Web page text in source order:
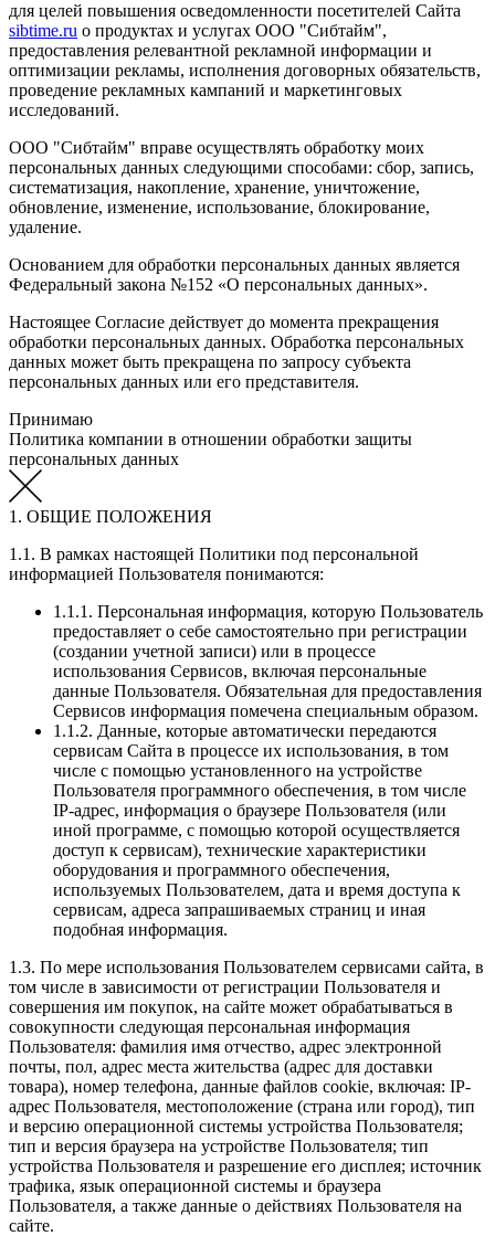
для целей повышения осведомленности посетителей Сайта
sibtime.ru о продуктах и услугах ООО "Сибтайм",
предоставления релевантной рекламной информации и
оптимизации рекламы, исполнения договорных обязательств,
проведение рекламных кампаний и маркетинговых
исследований.
ООО "Сибтайм" вправе осуществлять обработку моих
персональных данных следующими способами: сбор, запись,
систематизация, накопление, хранение, уничтожение,
обновление, изменение, использование, блокирование,
удаление.
Основанием для обработки персональных данных является
Федеральный закона №152 «О персональных данных».
Настоящее Согласие действует до момента прекращения
обработки персональных данных. Обработка персональных
данных может быть прекращена по запросу субъекта
персональных данных или его представителя.
Принимаю
Политика компании в отношении обработки защиты
персональных данных
1. ОБЩИЕ ПОЛОЖЕНИЯ
1.1. В рамках настоящей Политики под персональной
информацией Пользователя понимаются:
1.1.1. Персональная информация, которую Пользователь
предоставляет о себе самостоятельно при регистрации
(создании учетной записи) или в процессе
использования Сервисов, включая персональные
данные Пользователя. Обязательная для предоставления
Сервисов информация помечена специальным образом.
1.1.2. Данные, которые автоматически передаются
сервисам Сайта в процессе их использования, в том
числе с помощью установленного на устройстве
Пользователя программного обеспечения, в том числе
IP-адрес, информация о браузере Пользователя (или
иной программе, с помощью которой осуществляется
доступ к сервисам), технические характеристики
оборудования и программного обеспечения,
используемых Пользователем, дата и время доступа к
сервисам, адреса запрашиваемых страниц и иная
подобная информация.
1.3. По мере использования Пользователем сервисами сайта, в
том числе в зависимости от регистрации Пользователя и
совершения им покупок, на сайте может обрабатываться в
совокупности следующая персональная информация
Пользователя: фамилия имя отчество, адрес электронной
почты, пол, адрес места жительства (адрес для доставки
товара), номер телефона, данные файлов cookie, включая: IP-
адрес Пользователя, местоположение (страна или город), тип
и версию операционной системы устройства Пользователя;
тип и версия браузера на устройстве Пользователя; тип
устройства Пользователя и разрешение его дисплея; источник
трафика, язык операционной системы и браузера
Пользователя, а также данные о действиях Пользователя на
сайте.